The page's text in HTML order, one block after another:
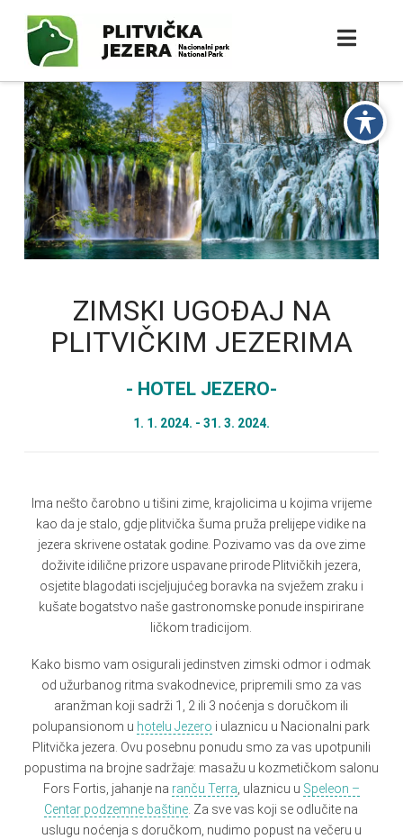
ZIMSKI UGOĐAJ NA
PLITVIČKIM JEZERIMA
- HOTEL JEZERO-
1. 1. 2024. - 31. 3. 2024.
Ima nešto čarobno u tišini zime, krajolicima u kojima vrijeme
kao da je stalo, gdje plitvička šuma pruža prelijepe vidike na
jezera skrivene ostatak godine. Pozivamo vas da ove zime
doživite idilične prizore uspavane prirode Plitvičkih jezera,
osjetite blagodati iscjeljujućeg boravka na svježem zraku i
kušate bogatstvo naše gastronomske ponude inspirirane
ličkom tradicijom.
Kako bismo vam osigurali jedinstven zimski odmor i odmak
od užurbanog ritma svakodnevice, pripremili smo za vas
aranžman koji sadrži 1, 2 ili 3 noćenja s doručkom ili
polupansionom u hotelu Jezero i ulaznicu u Nacionalni park
Plitvička jezera. Ovu posebnu ponudu smo za vas upotpunili
popustima na brojne sadržaje: masažu u kozmetičkom salonu
Fors Fortis, jahanje na ranču Terra, ulaznicu u Speleon –
Centar podzemne baštine. Za sve vas koji se odlučite na
uslugu noćenja s doručkom, nudimo popust na večeru u